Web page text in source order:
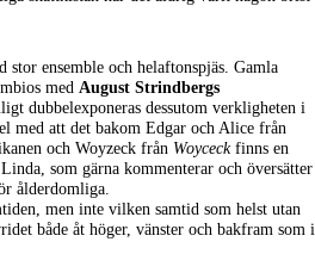
stor ensemble och helaftonspjäs. Gamla
med August Strindbergs
dubbelexponeras dessutom verkligheten i
med att det bakom Edgar och Alice från
och Woyzeck från Woyceckfinns en
som gärna kommenterar och översätter
ålderdomliga.
men inte vilken samtid som helst utan
både åt höger, vänster och bakfram som i